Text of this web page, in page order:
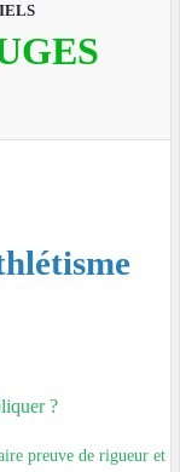
?
preuve de rigueur et